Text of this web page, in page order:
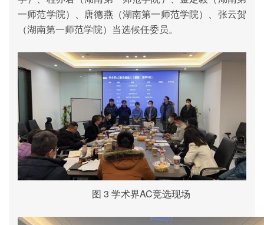
一师范学院）、唐德燕（湖南第一师范学院）、张云贺
（湖南第一师范学院）当选候任委员。
图3学术界AC竞选现场